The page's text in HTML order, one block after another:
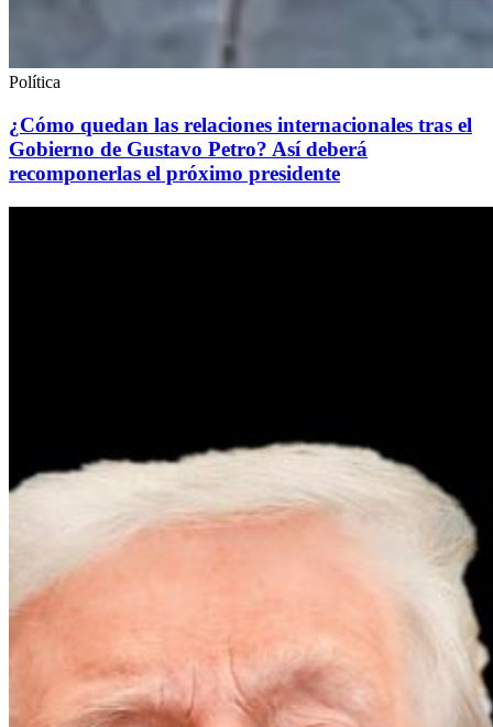
Política
¿Cómo quedan las relaciones internacionales tras el
Gobierno de Gustavo Petro? Así deberá
recomponerlas el próximo presidente